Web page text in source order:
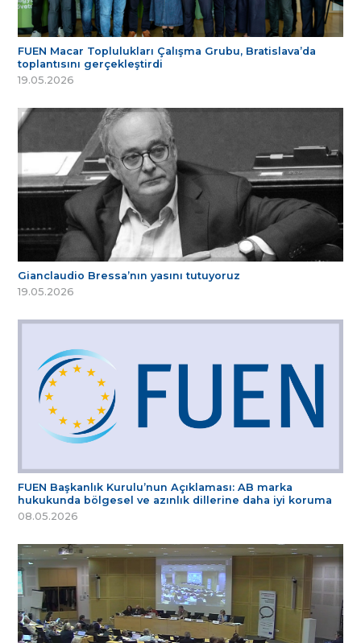
FUEN Macar Toplulukları Çalışma Grubu, Bratislava’da
toplantısını gerçekleştirdi
19.05.2026
Gianclaudio Bressa’nın yasını tutuyoruz
19.05.2026
FUEN Başkanlık Kurulu’nun Açıklaması: AB marka
hukukunda bölgesel ve azınlık dillerine daha iyi koruma
08.05.2026